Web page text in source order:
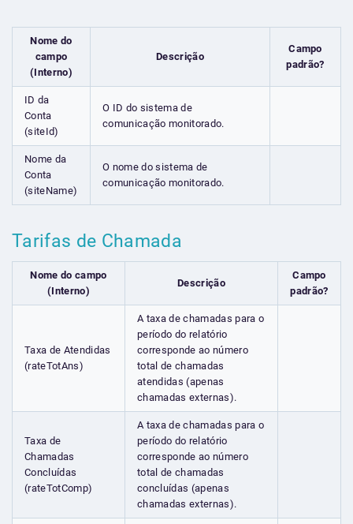
Nome do
campo
(Interno)
Descrição
Campo
padrão?
ID da
Conta
(siteId)
O ID do sistema de
comunicação monitorado.
Nome da
Conta
(siteName)
O nome do sistema de
comunicação monitorado.
Tarifas de Chamada
Nome do campo
(Interno)
Descrição
Campo
padrão?
Taxa de Atendidas
(rateTotAns)
A taxa de chamadas para o
período do relatório
corresponde ao número
total de chamadas
atendidas (apenas
chamadas externas).
Taxa de
Chamadas
Concluídas
(rateTotComp)
A taxa de chamadas para o
período do relatório
corresponde ao número
total de chamadas
concluídas (apenas
chamadas externas).